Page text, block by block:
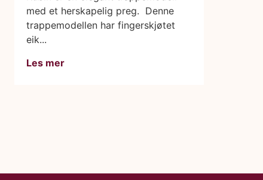
med et herskapelig preg. Denne
trappemodellen har fingerskjøtet
eik...
Les mer